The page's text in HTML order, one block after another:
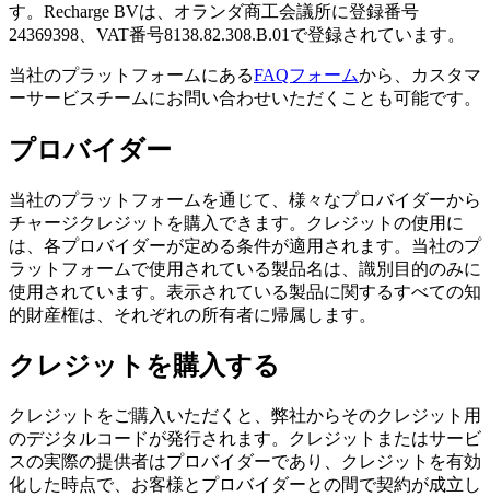
す。Recharge BVは、オランダ商工会議所に登録番号
24369398、VAT番号8138.82.308.B.01で登録されています。
当社のプラットフォームにあるFAQフォームから、カスタマ
ーサービスチームにお問い合わせいただくことも可能です。
プロバイダー
当社のプラットフォームを通じて、様々なプロバイダーから
チャージクレジットを購入できます。クレジットの使用に
は、各プロバイダーが定める条件が適用されます。当社のプ
ラットフォームで使用されている製品名は、識別目的のみに
使用されています。表示されている製品に関するすべての知
的財産権は、それぞれの所有者に帰属します。
クレジットを購入する
クレジットをご購入いただくと、弊社からそのクレジット用
のデジタルコードが発行されます。クレジットまたはサービ
スの実際の提供者はプロバイダーであり、クレジットを有効
化した時点で、お客様とプロバイダーとの間で契約が成立し